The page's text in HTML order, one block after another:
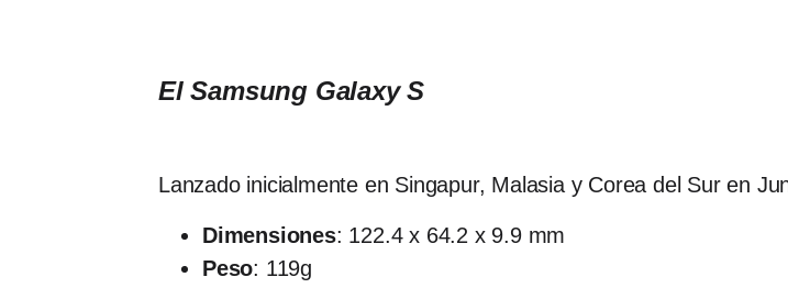
El Samsung Galaxy S
Lanzado inicialmente en Singapur, Malasia y Corea del Sur en
Dimensiones: 122.4 x 64.2 x 9.9 mm
Peso: 119g